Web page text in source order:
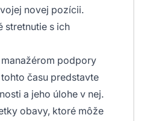
novej pozícii.
stretnutie s ich
podpory
času predstavte
a jeho úlohe v nej.
obavy, ktoré môže